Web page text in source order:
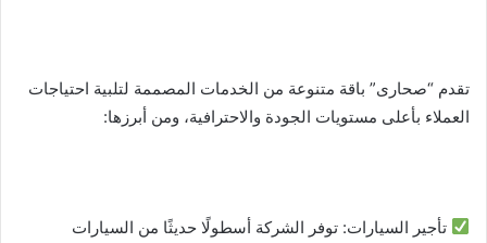
تقدم “صحارى” باقة متنوعة من الخدمات المصممة لتلبية احتياجات
العملاء بأعلى مستويات الجودة والاحترافية، ومن أبرزها:
تأجير السيارات: توفر الشركة أسطولًا حديثًا من السيارات